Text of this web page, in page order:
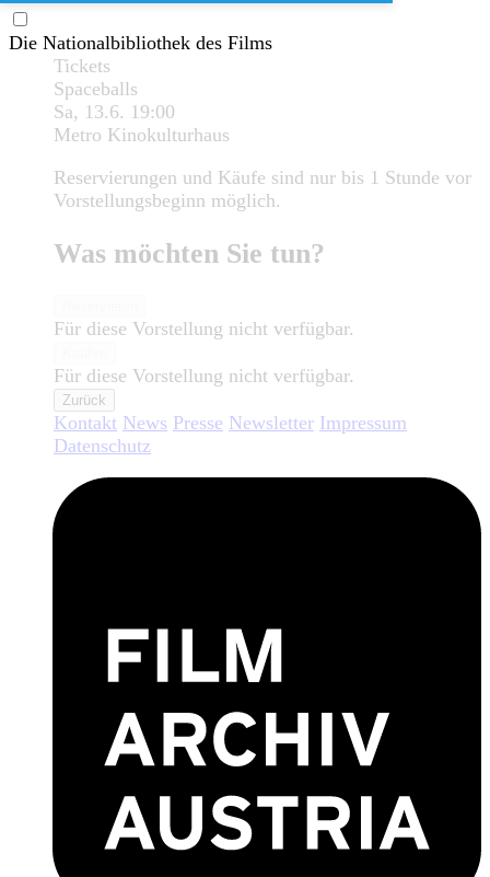
Die Nationalbibliothek des Films
Tickets
Spaceballs
Sa, 13.6. 19:00
Metro Kinokulturhaus
Reservierungen und Käufe sind nur bis 1 Stunde vor
Vorstellungsbeginn möglich.
Was möchten Sie tun?
Für diese Vorstellung nicht verfügbar.
Für diese Vorstellung nicht verfügbar.
Zurück
Kontakt News Presse Newsletter Impressum
Datenschutz